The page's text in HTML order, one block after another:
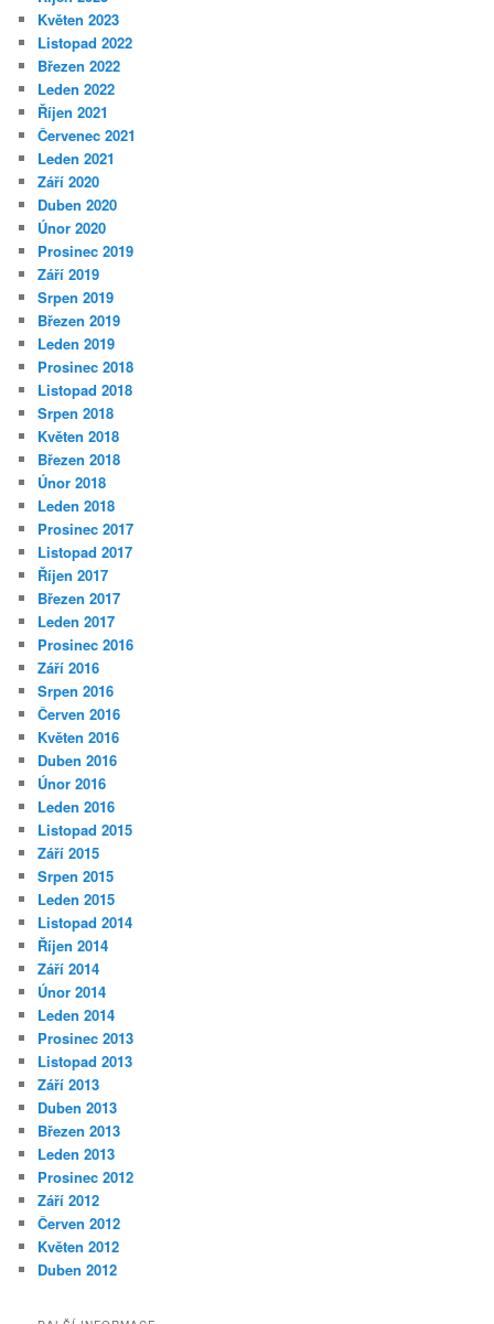
Květen 2023
Listopad 2022
Březen 2022
Leden 2022
Říjen 2021
Červenec 2021
Leden 2021
Září 2020
Duben 2020
Únor 2020
Prosinec 2019
Září 2019
Srpen 2019
Březen 2019
Leden 2019
Prosinec 2018
Listopad 2018
Srpen 2018
Květen 2018
Březen 2018
Únor 2018
Leden 2018
Prosinec 2017
Listopad 2017
Říjen 2017
Březen 2017
Leden 2017
Prosinec 2016
Září 2016
Srpen 2016
Červen 2016
Květen 2016
Duben 2016
Únor 2016
Leden 2016
Listopad 2015
Září 2015
Srpen 2015
Leden 2015
Listopad 2014
Říjen 2014
Září 2014
Únor 2014
Leden 2014
Prosinec 2013
Listopad 2013
Září 2013
Duben 2013
Březen 2013
Leden 2013
Prosinec 2012
Září 2012
Červen 2012
Květen 2012
Duben 2012